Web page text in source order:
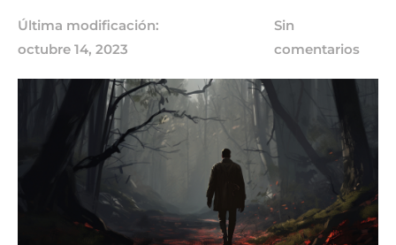
Última modificación:
octubre 14, 2023
Sin
comentarios